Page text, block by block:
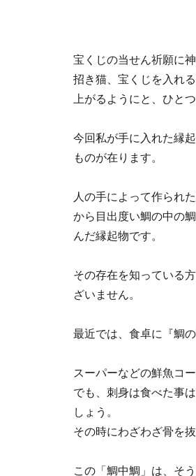
宝くじの当せん祈願に
招き猫、宝くじを入れ
上がるようにと、ひと
今回私が手に入れた縁
ものが在ります。
人の手によって作られ
から目出度い鯛の中の
んだ縁起物です。
その存在を知っている
ざいません。
最近では、食卓に『鯛
スーパーなどの鮮魚コ
でも、刺身は食べた事
しょう。
その時にわざわざ骨を
この「鯛中鯛」は、そ